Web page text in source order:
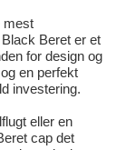
mest
Beret er et
for design og
en perfekt
investering.
eller en
cap det